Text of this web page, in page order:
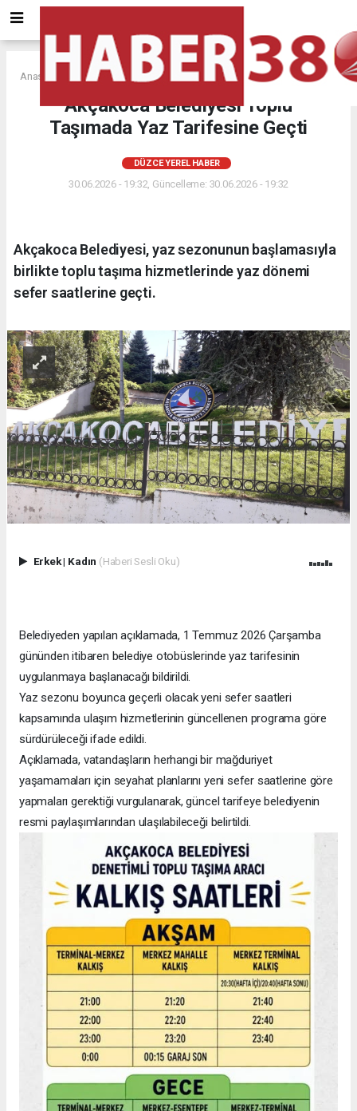
Anasayfa DÜZCE YEREL HABER
Akçakoca Belediyesi Toplu
Taşımada Yaz Tarifesine Geçti
DÜZCE YEREL HABER
30.06.2026 - 19:32, Güncelleme: 30.06.2026 - 19:32
Akçakoca Belediyesi, yaz sezonunun başlamasıyla
birlikte toplu taşıma hizmetlerinde yaz dönemi
sefer saatlerine geçti.
Erkek| Kadın (Haberi Sesli Oku)
Belediyeden yapılan açıklamada, 1 Temmuz 2026 Çarşamba
gününden itibaren belediye otobüslerinde yaz tarifesinin
uygulanmaya başlanacağı bildirildi.
Yaz sezonu boyunca geçerli olacak yeni sefer saatleri
kapsamında ulaşım hizmetlerinin güncellenen programa göre
sürdürüleceği ifade edildi.
Açıklamada, vatandaşların herhangi bir mağduriyet
yaşamamaları için seyahat planlarını yeni sefer saatlerine göre
yapmaları gerektiği vurgulanarak, güncel tarifeye belediyenin
resmi paylaşımlarından ulaşılabileceği belirtildi.